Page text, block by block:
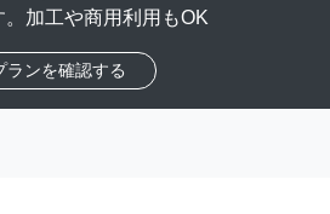
。加工や商用利用もOK
ランを確認する